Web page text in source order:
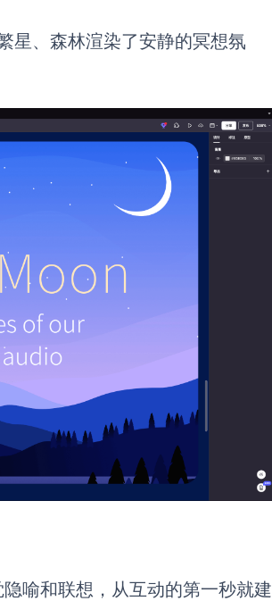
星、森林渲染了安静的冥想氛
喻和联想，从互动的第一秒就建